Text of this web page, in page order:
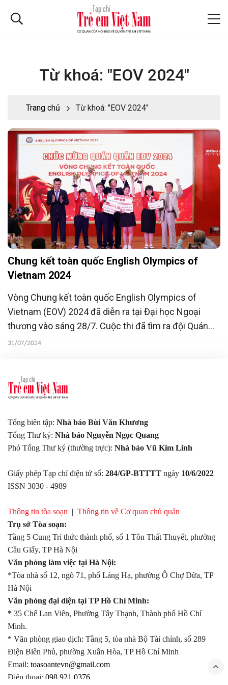
Từ khoá: "EOV 2024"
Trang chủ Từ khoá: "EOV 2024"
Chung kết toàn quốc English Olympics of
Vietnam 2024
Vòng Chung kết toàn quốc English Olympics of
Vietnam (EOV) 2024 đã diễn ra tại Đại học Ngoại
thương vào sáng 28/7. Cuộc thi đã tìm ra đội Quán
quân, trở thành Sứ giả đương nhiệm của EOV 2024,
31/07/2024
Tổng biên tập: Nhà báo Bùi Văn Khương
Tổng Thư ký: Nhà báo Nguyễn Ngọc Quang
Phó Tổng Thư ký (thường trực): Nhà báo Vũ Kim Linh
Giấy phép Tạp chí điện tử số: 284/GP-BTTTT ngày 10/6/2022
ISSN 3030 - 4989
Thông tin tòa soạn | Thông tin về Cơ quan chủ quản
Trụ sở Tòa soạn:
Tầng 5 Cung Trí thức thành phố, số 1 Tôn Thất Thuyết, phường
Cầu Giấy, TP Hà Nội
Văn phòng làm việc tại Hà Nội:
*Tòa nhà số 12, ngõ 71, phố Láng Hạ, phường Ô Chợ Dừa, TP
Hà Nội
Văn phòng đại diện tại TP Hồ Chí Minh:
* 35 Chế Lan Viên, Phường Tây Thạnh, Thành phố Hồ Chí
Minh.
* Văn phòng giao dịch: Tầng 5, tòa nhà Bộ Tài chính, số 289
Điện Biên Phủ, phường Xuân Hòa, TP Hồ Chí Minh
Email: toasoantevn@gmail.com
Điện thoại: 098.921.0376